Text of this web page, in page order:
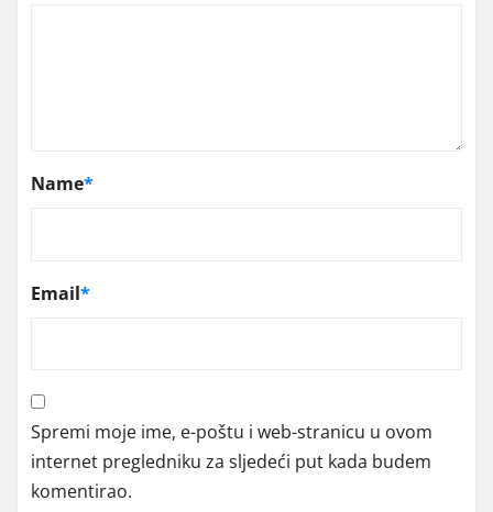
Name*
Email*
Spremi moje ime, e-poštu i web-stranicu u ovom
internet pregledniku za sljedeći put kada budem
komentirao.